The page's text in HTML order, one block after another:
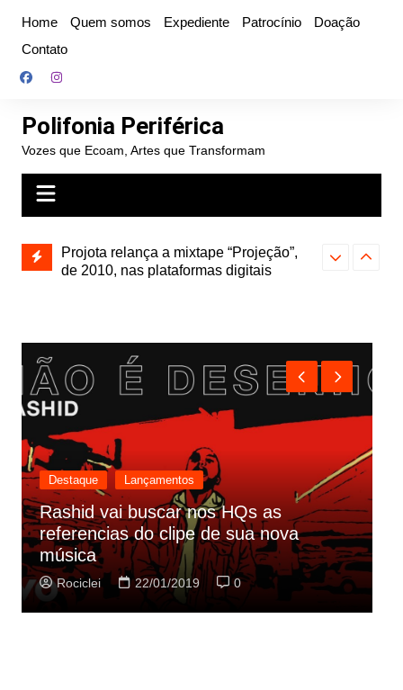
conteúdo
Home Quem somos Expediente Patrocínio
Doação
Contato
Polifonia Periférica
Vozes que Ecoam, Artes que Transformam
e abre
autoral,
Projota relança a mixtape “Projeção”,
de 2010, nas plataformas digitais
Farofa
Destaque Lançamentos
Rashid vai buscar nos HQs as
referencias do clipe de sua nova
música
Rociclei 22/01/2019 0